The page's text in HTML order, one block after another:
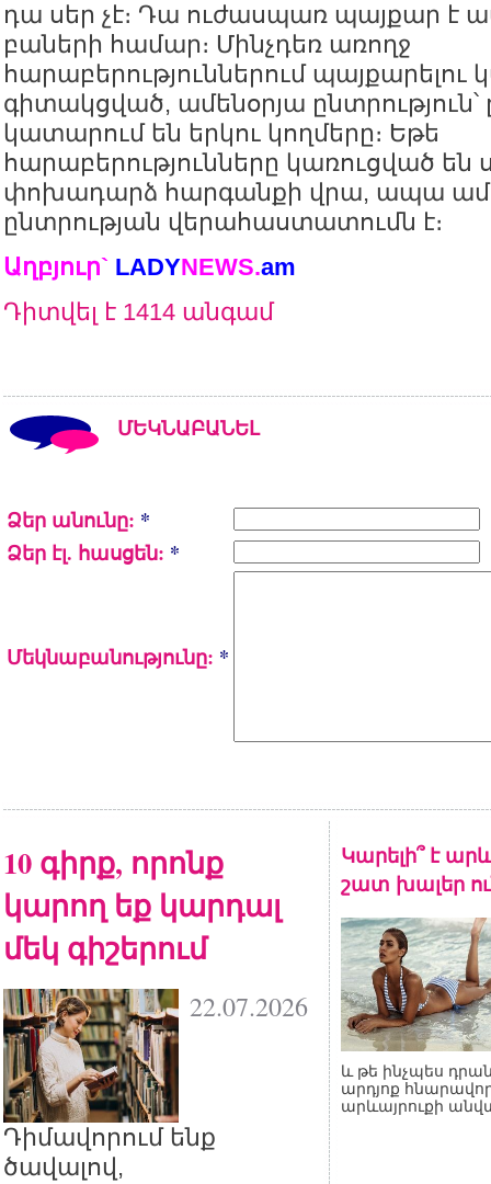
դա սեր չէ։ Դա ուժասպառ պայքար է
բաների համար։ Մինչդեռ առողջ
հարաբերություններում պայքարելու
գիտակցված, ամենօրյա ընտրություն՝
կատարում են երկու կողմերը։ Եթե
հարաբերությունները կառուցված են
փոխադարձ հարգանքի վրա, ապա
ընտրության վերահաստատումն է։
Աղբյուր` LADYNEWS.am
Դիտվել է 1414 անգամ
ՄԵԿՆԱԲԱՆԵԼ
Ձեր անունը: *
Ձեր էլ. հասցեն: *
Մեկնաբանությունը: *
10 գիրք, որոնք
կարող եք կարդալ
մեկ գիշերում
22.07.2026
Դիմավորում ենք
ծավալով,
Կարելի՞ է
շատ խալեր
և թե ինչպես
արդյոք
արևայրուքի